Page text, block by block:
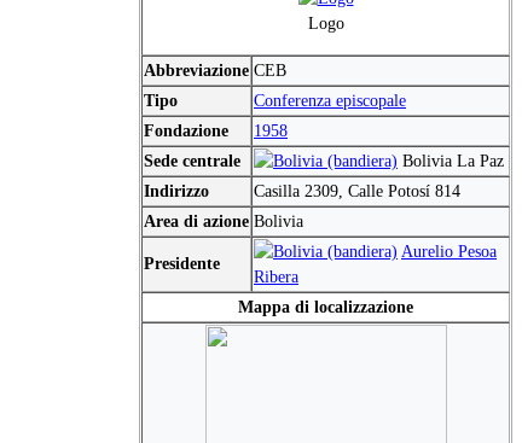
Logo
Abbreviazione CEB
Tipo
Conferenza episcopale
Fondazione
1958
Sede centrale
Bolivia La Paz
Indirizzo
Casilla 2309, Calle Potosí 814
Area di azione Bolivia
Presidente
Aurelio Pesoa
Ribera
Mappa di localizzazione